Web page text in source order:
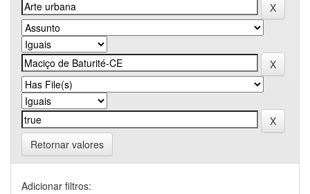
Retornar valores
Adicionar filtros: